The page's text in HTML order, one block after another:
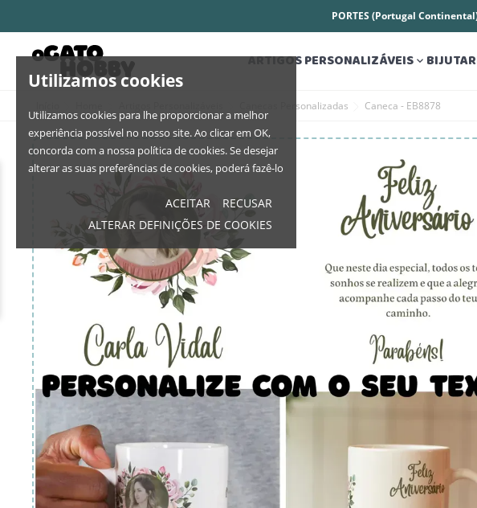
Utilizamos cookies
Utilizamos cookies para lhe proporcionar a melhor
experiência possível no nosso site. Ao clicar em OK,
concorda com a nossa política de cookies. Se desejar
alterar as suas preferências de cookies, poderá fazê-lo
ACEITAR
RECUSAR
ALTERAR DEFINIÇÕES DE COOKIES
PORTES (Portugal
ARTIGOS PERSONALIZÁVEIS
Canecas Personalizadas Caneca - EB8878